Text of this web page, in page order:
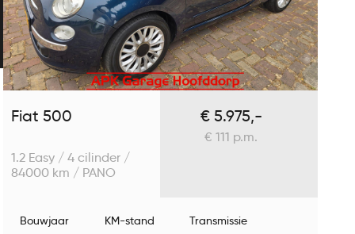
Fiat 500
1.2 Easy / 4 cilinder /
84000 km / PANO
€ 5.975,-
€ 111 p.m.
Bouwjaar
KM-stand
Transmissie